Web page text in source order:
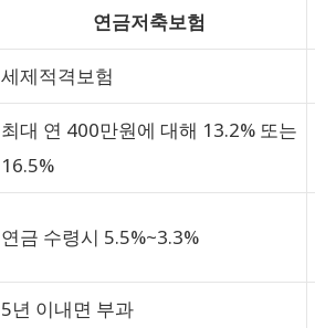
연금저축보험
세제적격보험
최대 연 400만원에 대해 13.2% 또는
16.5%
연금 수령시 5.5%~3.3%
5년 이내면 부과